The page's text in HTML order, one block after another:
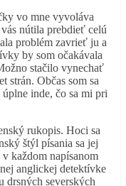
vo mne vyvoláva
nútila prebdieť celú
problém zavrieť ju a
by som očakávala
stačilo vynechať
strán. Občas som sa
inde, čo sa mi pri
rukopis. Hoci sa
štýl písania sa jej
každom napísanom
anglickej detektívke
drsných severských